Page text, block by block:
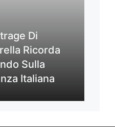
Di
Ricorda
Sulla
Italiana